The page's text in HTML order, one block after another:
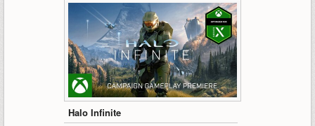
8:58
Halo Infinite